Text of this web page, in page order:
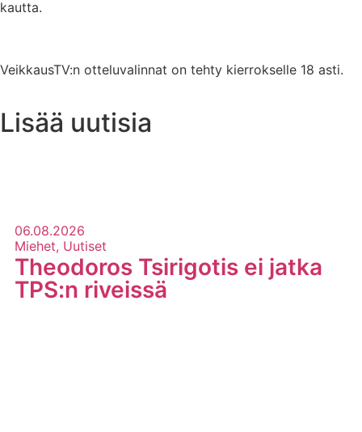
kautta.
VeikkausTV:n otteluvalinnat on tehty kierrokselle 18 asti.
Lisää uutisia
06.08.2026
Miehet, Uutiset
Theodoros Tsirigotis ei jatka
TPS:n riveissä